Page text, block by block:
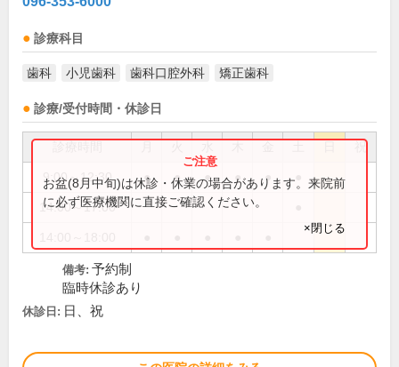
診療科目
歯科 小児歯科 歯科口腔外科 矯正歯科
診療/受付時間・休診日
祝
9:00～12:30 ● ● ● ● ●
14:00～17:00
お盆(8月中旬)は休診・休業の場合があります。来院前
に必ず医療機関に直接ご確認ください。
×閉じる
備考: 予約制
臨時休診あり
休診日: 日、祝